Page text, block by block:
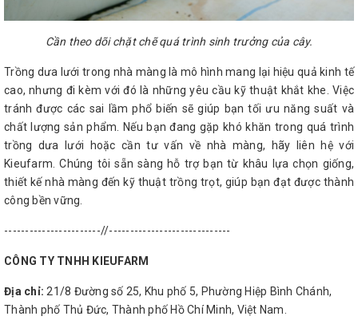
Cần theo dõi chặt chẽ quá trình sinh trưởng của cây.
Trồng dưa lưới trong nhà màng là mô hình mang lại hiệu quả kinh tế
cao, nhưng đi kèm với đó là những yêu cầu kỹ thuật khắt khe. Việc
tránh được các sai lầm phổ biến sẽ giúp bạn tối ưu năng suất và
chất lượng sản phẩm. Nếu bạn đang gặp khó khăn trong quá trình
trồng dưa lưới hoặc cần tư vấn về nhà màng, hãy liên hệ với
Kieufarm. Chúng tôi sẵn sàng hỗ trợ bạn từ khâu lựa chọn giống,
thiết kế nhà màng đến kỹ thuật trồng trọt, giúp bạn đạt được thành
công bền vững.
-----------------------//-----------------------------
CÔNG TY TNHH KIEUFARM
Địa chỉ: 21/8 Đường số 25, Khu phố 5, Phường Hiệp Bình Chánh,
Thành phố Thủ Đức, Thành phố Hồ Chí Minh, Việt Nam.